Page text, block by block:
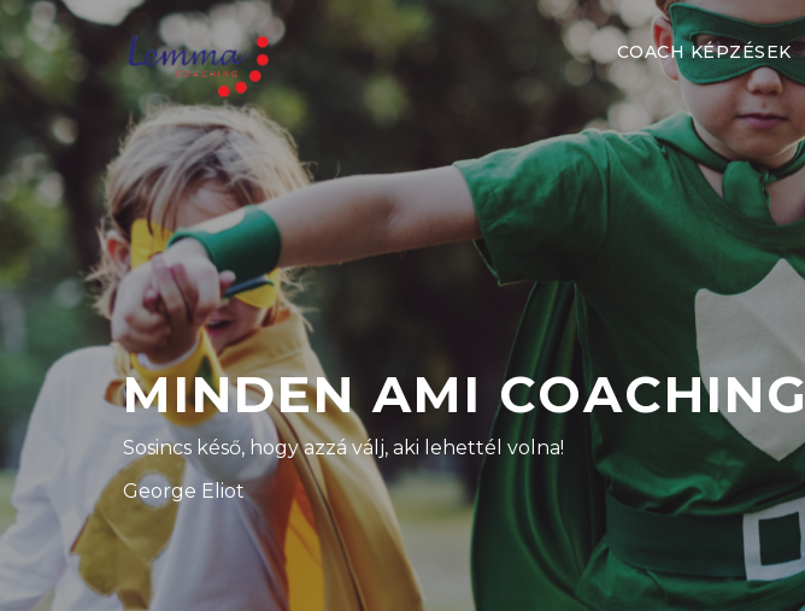
COACH KÉPZÉSEK
MINDEN AMI COACHING
Sosincs késő, hogy azzá válj, aki lehettél volna!
George Eliot